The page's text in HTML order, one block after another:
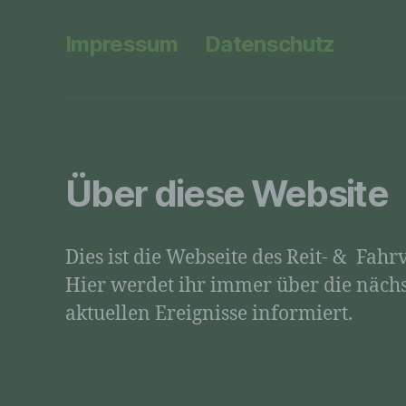
Impressum Datenschutz
Über diese Website
Dies ist die Webseite des Reit- &
Hier werdet ihr immer über die
aktuellen Ereignisse informiert.